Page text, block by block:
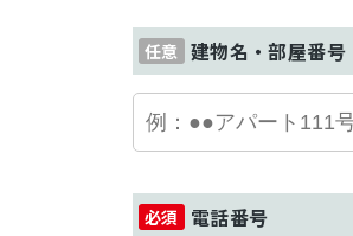
建物名・部屋番号
電話番号